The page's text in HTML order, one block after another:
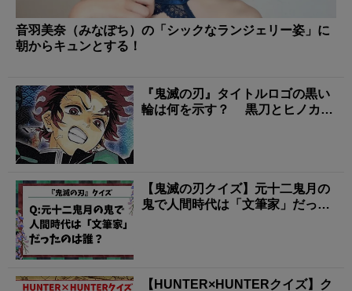
音羽美奈（みなぽち）の「シックなランジェリー姿」に
朝からキュンとする！
『鬼滅の刃』タイトルロゴの黒い
輪は何を示す？ 黒刀とヒノカミ
【鬼滅の刃クイズ】元十二鬼月の
鬼で人間時代は「文筆家」だった
【HUNTER×HUNTERクイズ】ク